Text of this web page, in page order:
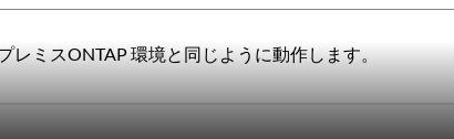
ミスONTAP 環境と同じように動作します。